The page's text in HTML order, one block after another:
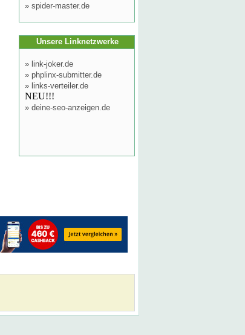
» spider-master.de
Unsere Linknetzwerke
» link-joker.de
» phplinx-submitter.de
» links-verteiler.de
NEU!!!
» deine-seo-anzeigen.de